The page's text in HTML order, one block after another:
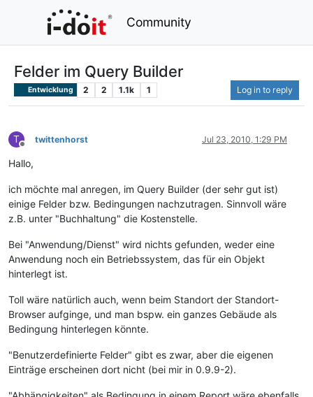
Community
Felder im Query Builder
Entwicklung 2 2 1.1k 1 Log in to reply
T
Offline
twittenhorst Jul 23, 2010, 1:29 PM
Hallo,
ich möchte mal anregen, im Query Builder (der sehr gut ist)
einige Felder bzw. Bedingungen nachzutragen. Sinnvoll wäre
z.B. unter "Buchhaltung" die Kostenstelle.
Bei "Anwendung/Dienst" wird nichts gefunden, weder eine
Anwendung noch ein Betriebssystem, das für ein Objekt
hinterlegt ist.
Toll wäre natürlich auch, wenn beim Standort der Standort-
Browser aufginge, und man bspw. ein ganzes Gebäude als
Bedingung hinterlegen könnte.
"Benutzerdefinierte Felder" gibt es zwar, aber die eigenen
Einträge erscheinen dort nicht (bei mir in 0.9.9-2).